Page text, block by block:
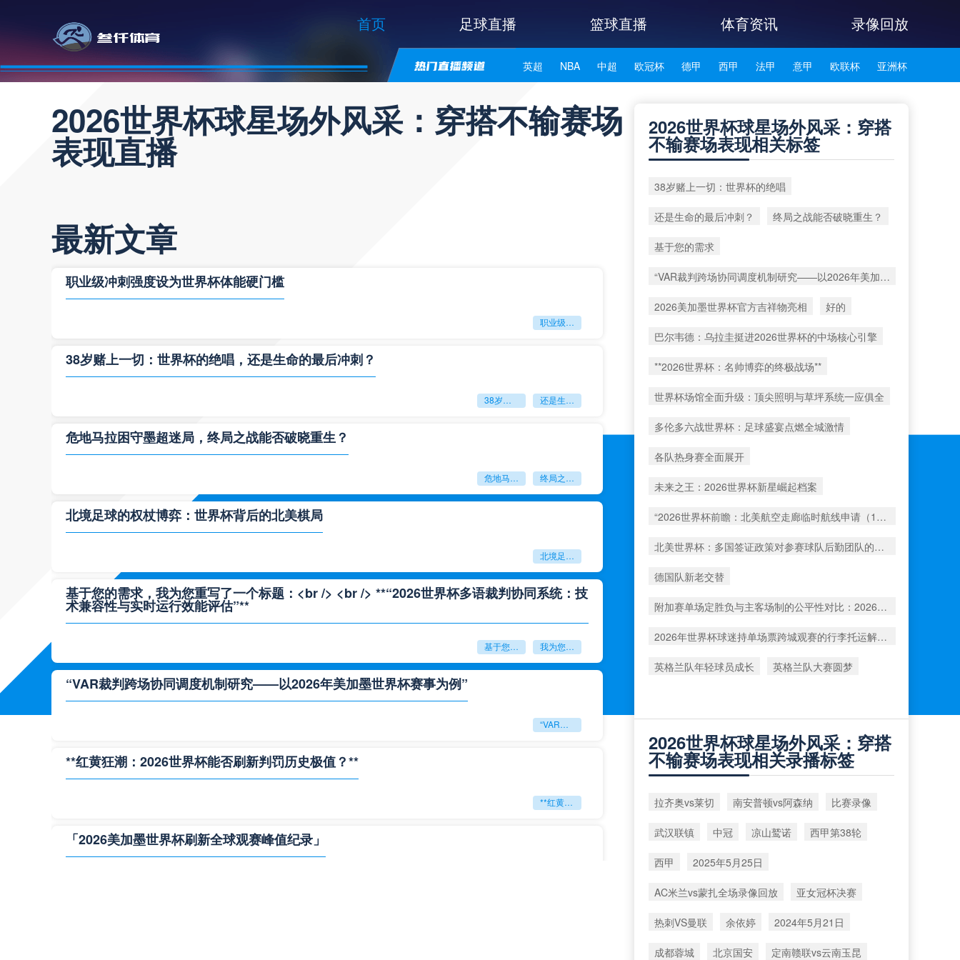
首页 足球直播 篮球直播 体育资讯 录像回放
英超 NBA 中超 欧冠杯 德甲 西甲 法甲 意甲 欧联杯 亚洲杯
世亚预 中甲
2026世界杯球星场外风采：穿搭不输赛场
表现直播
最新文章
职业级冲刺强度设为世界杯体能硬门槛
职业级冲刺强度设为世界杯体能硬门槛
38岁赌上一切：世界杯的绝唱，还是生命的最后冲刺？
38岁赌上一切：世界杯的绝唱 还是生命的最后冲刺？
危地马拉困守墨超迷局，终局之战能否破晓重生？
危地马拉困守墨超迷局 终局之战能否破晓重生？
北境足球的权杖博弈：世界杯背后的北美棋局
北境足球的权杖博弈：世界杯背后的北美棋局
基于您的需求，我为您重写了一个标题：<br /> <br /> **“2026世界杯多语裁判协同系统：技
术兼容性与实时运行效能评估”**
基于您的需求 我为您重写了一个标题：<br /> <br /> **“2026世界杯多语裁判协同系统：技术兼容性与实时运行效能评估”**
“VAR裁判跨场协同调度机制研究——以2026年美加墨世界杯赛事为例”
“VAR裁判跨场协同调度机制研究——以2026年美加墨世界杯赛事为例”
**红黄狂潮：2026世界杯能否刷新判罚历史极值？**
**红黄狂潮：2026世界杯能否刷新判罚历史极值？**
「2026美加墨世界杯刷新全球观赛峰值纪录」
2026世界杯球星场外风采：穿搭
不输赛场表现相关标签
38岁赌上一切：世界杯的绝唱
还是生命的最后冲刺？ 终局之战能否破晓重生？
基于您的需求
“VAR裁判跨场协同调度机制研究——以2026年美加墨世界杯赛事为例”
2026美加墨世界杯官方吉祥物亮相 好的
巴尔韦德：乌拉圭挺进2026世界杯的中场核心引擎
**2026世界杯：名帅博弈的终极战场**
世界杯场馆全面升级：顶尖照明与草坪系统一应俱全
多伦多六战世界杯：足球盛宴点燃全城激情
各队热身赛全面展开
未来之王：2026世界杯新星崛起档案
“2026世界杯前瞻：北美航空走廊临时航线申请（1517号）解析”
北美世界杯：多国签证政策对参赛球队后勤团队的运作挑战与应对分析
德国队新老交替
附加赛单场定胜负与主客场制的公平性对比：2026年世界杯前瞻
2026年世界杯球迷持单场票跨城观赛的行李托运解决方案
英格兰队年轻球员成长 英格兰队大赛圆梦
2026世界杯球星场外风采：穿搭
不输赛场表现相关录播标签
拉齐奥vs莱切 南安普顿vs阿森纳 比赛录像
武汉联镇 中冠 凉山鹫诺 西甲第38轮
西甲 2025年5月25日
AC米兰vs蒙扎全场录像回放 亚女冠杯决赛
热刺VS曼联 余依婷 2024年5月21日
成都蓉城 北京国安 定南赣联vs云南玉昆